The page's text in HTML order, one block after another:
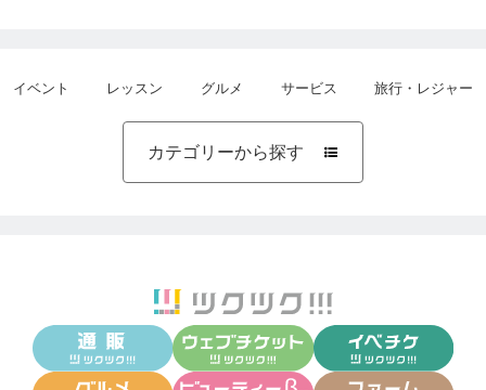
【家は目に見える潜在意識】です。
あなたがどんな家に住んでいて、何を何処に置いて
信念・思考・感情＜身体＜家＜世界(現実)
イベント レッスン グルメ サービス 旅行・レジャー
カテゴリーから探す 